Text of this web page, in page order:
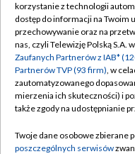
Abonament TVP
Emisja w TVP
Centrum informacji
Naziemna Telewizja
Rada Programowa
korzystanie z technologii
dostęp do informacji na Twoim
przechowywanie oraz na
nas, czyli Telewizję Polską S.A.
Zaufanych Partnerów z IAB*
Partnerów TVP (93 firm), w
zautomatyzowanego
mierzenia ich skuteczności) i
także zgody na udostępnianie
Twoje dane osobowe zbierane
poszczególnych serwisów